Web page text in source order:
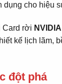
dụng cho hiệu
Card rời
kế lịch lãm,
đột phá